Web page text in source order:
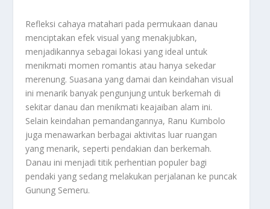
Refleksi cahaya matahari pada permukaan danau
menciptakan efek visual yang menakjubkan,
menjadikannya sebagai lokasi yang ideal untuk
menikmati momen romantis atau hanya sekedar
merenung. Suasana yang damai dan keindahan visual
ini menarik banyak pengunjung untuk berkemah di
sekitar danau dan menikmati keajaiban alam ini.
Selain keindahan pemandangannya, Ranu Kumbolo
juga menawarkan berbagai aktivitas luar ruangan
yang menarik, seperti pendakian dan berkemah.
Danau ini menjadi titik perhentian populer bagi
pendaki yang sedang melakukan perjalanan ke puncak
Gunung Semeru.